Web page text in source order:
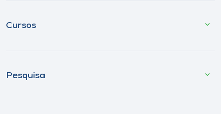
Cursos
Pesquisa